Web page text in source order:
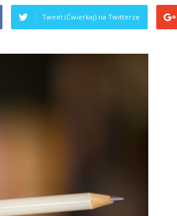
Tweet (Ćwierkaj) na Twitterze